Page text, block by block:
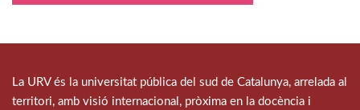
La URV és la universitat pública del sud de Catalunya, arrelada al
territori, amb visió internacional, pròxima en la docència i